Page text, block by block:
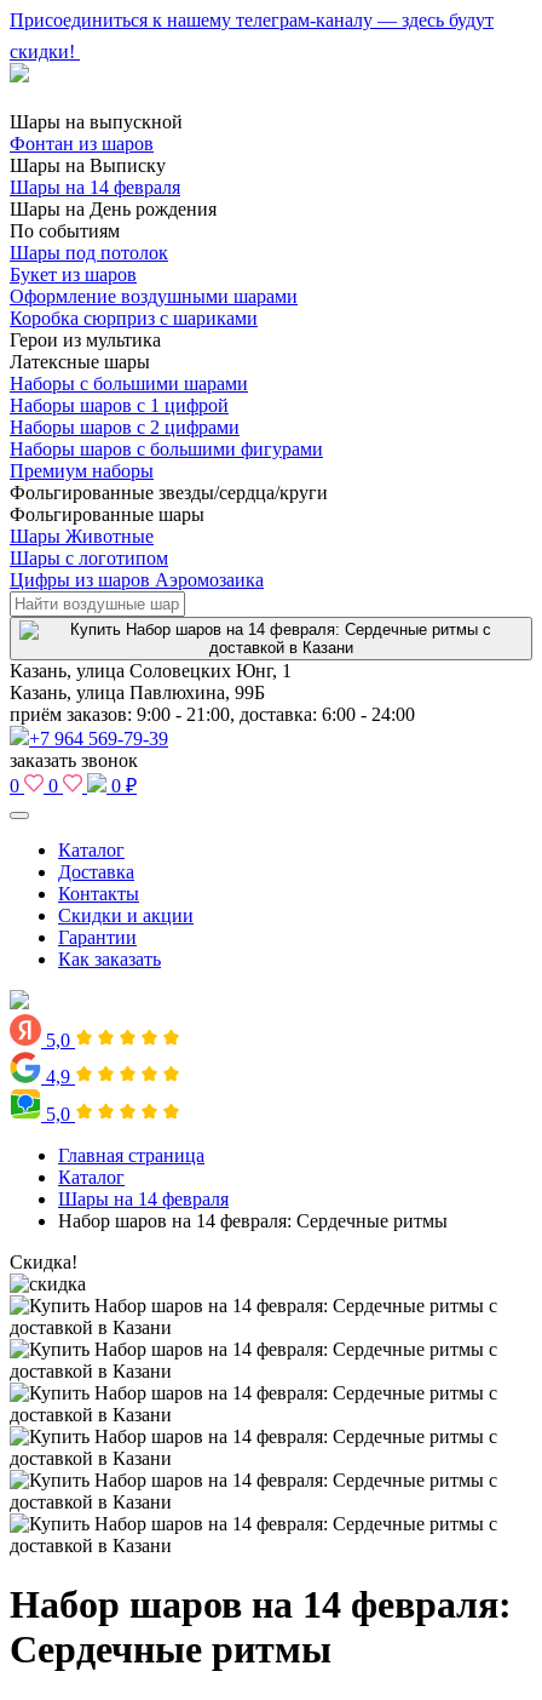
Присоединиться к нашему телеграм-каналу — здесь будут
скидки!
Шары на выпускной
Фонтан из шаров
Шары на Выписку
Шары на 14 февраля
Шары на День рождения
По событиям
Шары под потолок
Букет из шаров
Оформление воздушными шарами
Коробка сюрприз с шариками
Герои из мультика
Латексные шары
Наборы с большими шарами
Наборы шаров с 1 цифрой
Наборы шаров с 2 цифрами
Наборы шаров с большими фигурами
Премиум наборы
Фольгированные звезды/сердца/круги
Фольгированные шары
Шары Животные
Шары с логотипом
Цифры из шаров Аэромозаика
Казань, улица Соловецких Юнг, 1
Казань, улица Павлюхина, 99Б
приём заказов: 9:00 - 21:00, доставка: 6:00 - 24:00
+7 964 569-79-39
заказать звонок
0
0 0 ₽
Каталог
Доставка
Контакты
Скидки и акции
Гарантии
Как заказать
5,0
4,9
5,0
Главная страница
Каталог
Шары на 14 февраля
Набор шаров на 14 февраля: Сердечные ритмы
Скидка!
Набор шаров на 14 февраля:
Сердечные ритмы